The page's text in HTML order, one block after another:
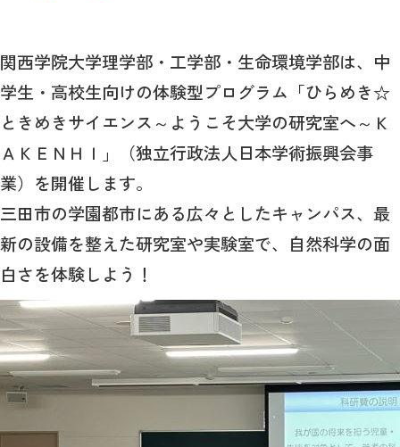
関西学院大学理学部・工学部・生命環境学部は、中
学生・高校生向けの体験型プログラム「ひらめき☆
ときめきサイエンス～ようこそ大学の研究室へ～Ｋ
ＡＫＥＮＨＩ」（独立行政法人日本学術振興会事
業）を開催します。
三田市の学園都市にある広々としたキャンパス、最
新の設備を整えた研究室や実験室で、自然科学の面
白さを体験しよう！